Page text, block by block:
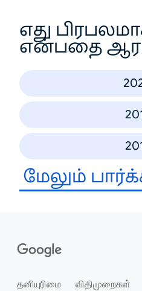
எது
என்பதை
மேலும்
தனியுரிமை விதிமுறைகள்